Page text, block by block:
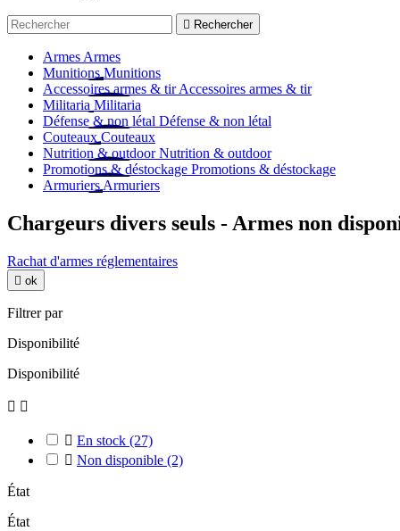
 Rechercher
Armes Armes
Munitions Munitions
Accessoires armes & tir Accessoires armes & tir
Militaria Militaria
Défense & non létal Défense & non létal
Couteaux Couteaux
Nutrition & outdoor Nutrition & outdoor
Promotions & déstockage Promotions & déstockage
Armuriers Armuriers
Chargeurs divers seuls - Armes non
Rachat d'armes réglementaires
 ok
Filtrer par
Disponibilité
Disponibilité
 
 En stock (27)
 Non disponible (2)
État
État